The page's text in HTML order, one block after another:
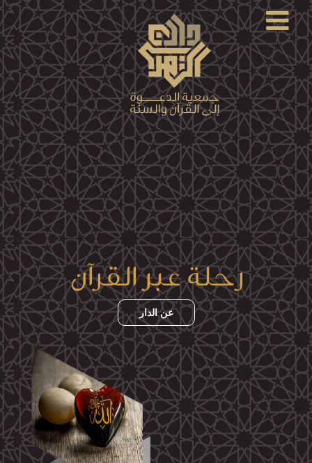
×
القرآن
الكريم
الدروس
والمحاضرات
المسموعة
الدروس
والمحاضرات
المرئية
الدروس
ومحاضرات
البث
المباشر
قسم
الكتب
رحلة عبر القرآن
عن الدار